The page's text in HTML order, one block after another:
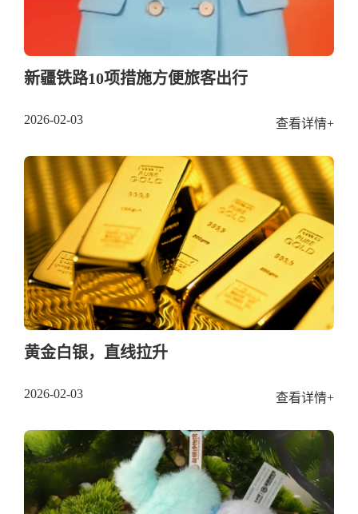
新疆铁路10项措施方便旅客出行
2026-02-03 查看详情+
黄金白银，直线拉升
2026-02-03 查看详情+